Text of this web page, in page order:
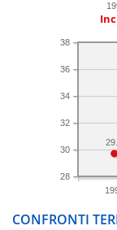
28
30
32
34
36
38
CONFRONTI